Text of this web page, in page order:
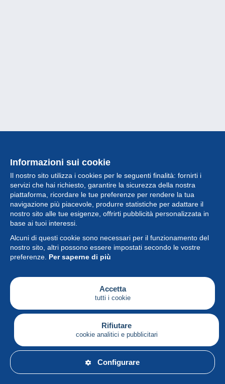
Informazioni sui cookie
Il nostro sito utilizza i cookies per le seguenti finalità: fornirti i
servizi che hai richiesto, garantire la sicurezza della nostra
piattaforma, ricordare le tue preferenze per rendere la tua
navigazione più piacevole, produrre statistiche per adattare il
nostro sito alle tue esigenze, offrirti pubblicità personalizzata in
base ai tuoi interessi.
Alcuni di questi cookie sono necessari per il funzionamento del
nostro sito, altri possono essere impostati secondo le vostre
preferenze. Per saperne di più
Accetta
tutti i cookie
Rifiutare
cookie analitici e pubblicitari
Configurare
Collezione
Novità
Funzione
Società
Servizi
Sta scrivendo
Italiano